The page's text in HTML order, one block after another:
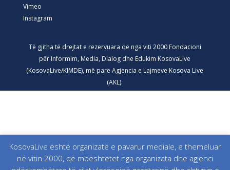
Vimeo
Instagram
Të gjitha të drejtat e rezervuara që nga viti 2000 Fondacioni
për Informim, Media, Dialog dhe Edukim KosovaLive
(KosovaLive/KIMDE), më parë Agjencia e Lajmeve Kosova Live
(AKL).
KosovaLive është organizatë e pavarur mediale, e themeluar
në vitin 2000, që mbështetet nga organizata dhe agjenci